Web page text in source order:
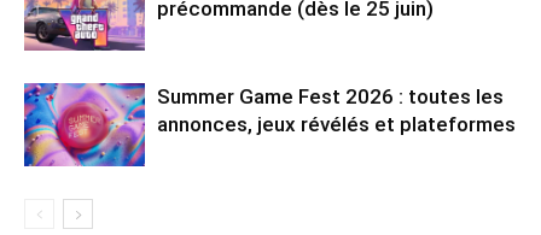
précommande (dès le 25 juin)
Summer Game Fest 2026 : toutes les
annonces, jeux révélés et plateformes